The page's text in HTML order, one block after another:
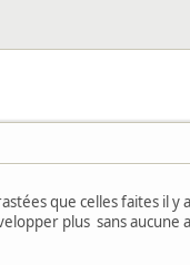
que celles faites il y
plus sans aucune